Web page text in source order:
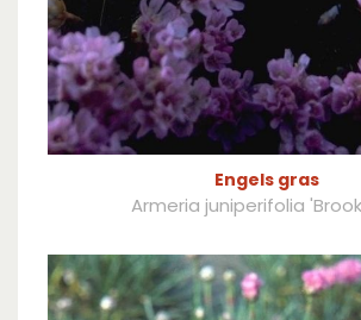
Engels gras
Armeria juniperifolia